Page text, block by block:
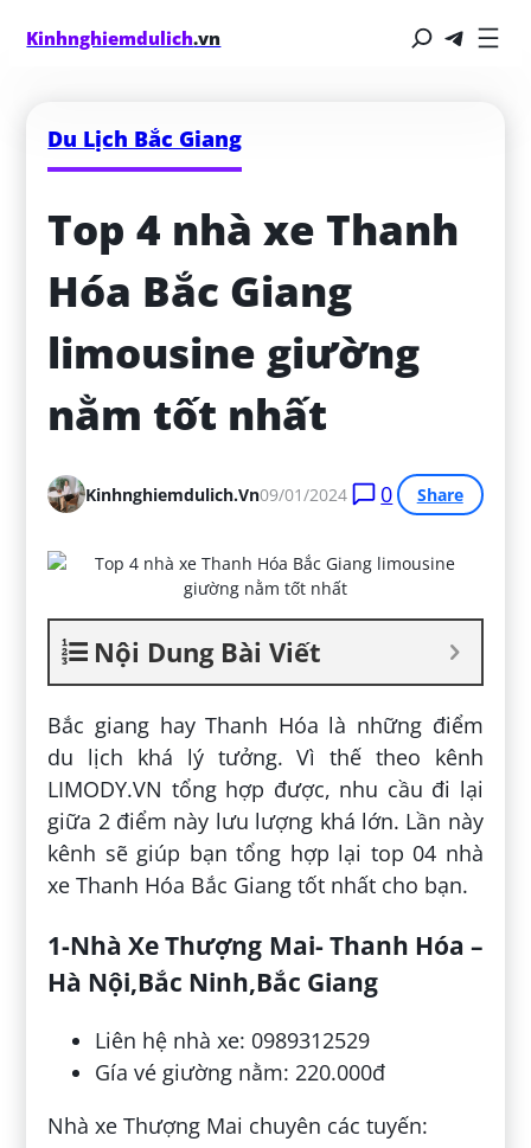
Kinhnghiemdulich.vn
Du Lịch Bắc Giang
Top 4 nhà xe Thanh
Hóa Bắc Giang
limousine giường
nằm tốt nhất
Kinhnghiemdulich.vn09/01/2024 0 Share
Nội Dung Bài Viết
Bắc giang hay Thanh Hóa là những điểm
du lịch khá lý tưởng. Vì thế theo kênh
LIMODY.VN tổng hợp được, nhu cầu đi lại
giữa 2 điểm này lưu lượng khá lớn. Lần này
kênh sẽ giúp bạn tổng hợp lại top 04 nhà
xe Thanh Hóa Bắc Giang tốt nhất cho bạn.
1-Nhà Xe Thượng Mai- Thanh Hóa –
Hà Nội,Bắc Ninh,Bắc Giang
Liên hệ nhà xe: 0989312529
Gía vé giường nằm: 220.000đ
Nhà xe Thượng Mai chuyên các tuyến: